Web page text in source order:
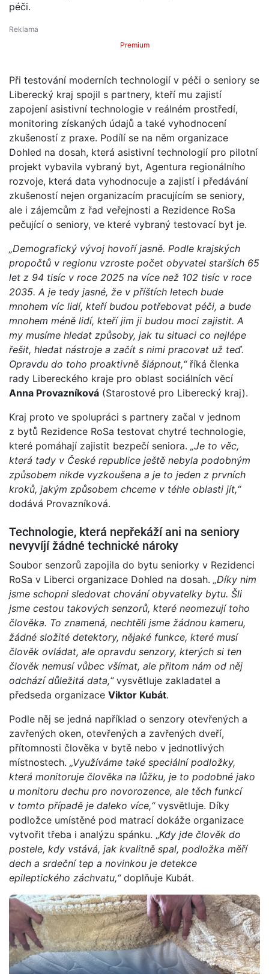
péči.
Premium
Při testování moderních technologií v péči o seniory se
Liberecký kraj spojil s partnery, kteří mu zajistí
zapojení asistivní technologie v reálném prostředí,
monitoring získaných údajů a také vyhodnocení
zkušeností z praxe. Podílí se na něm organizace
Dohled na dosah, která asistivní technologií pro pilotní
projekt vybavila vybraný byt, Agentura regionálního
rozvoje, která data vyhodnocuje a zajistí i předávání
zkušeností nejen organizacím pracujícím se seniory,
ale i zájemcům z řad veřejnosti a Rezidence RoSa
pečující o seniory, ve které vybraný testovací byt je.
„Demografický vývoj hovoří jasně. Podle krajských
propočtů v regionu vzroste počet obyvatel starších 65
let z 94 tisíc v roce 2025 na více než 102 tisíc v roce
2035. A je tedy jasné, že v příštích letech bude
mnohem víc lidí, kteří budou potřebovat péči, a bude
mnohem méně lidí, kteří jim ji budou moci zajistit. A
my musíme hledat způsoby, jak tu situaci co nejlépe
řešit, hledat nástroje a začít s nimi pracovat už teď.
Opravdu do toho proaktivně šlápnout,“říká členka
rady Libereckého kraje pro oblast sociálních věcí
Anna Provazníková (Starostové pro Liberecký kraj).
Kraj proto ve spolupráci s partnery začal v jednom
z bytů Rezidence RoSa testovat chytré technologie,
které pomáhají zajistit bezpečí seniora. „Je to věc,
která tady v České republice ještě nebyla podobným
způsobem nikde vyzkoušena a je to jeden z prvních
kroků, jakým způsobem chceme v téhle oblasti jít,“
dodává Provazníková.
Technologie, která nepřekáží ani na seniory
nevyvíjí žádné technické nároky
Soubor senzorů zapojila do bytu seniorky v Rezidenci
RoSa v Liberci organizace Dohled na dosah. „Díky nim
jsme schopni sledovat chování obyvatelky bytu. Šli
jsme cestou takových senzorů, které neomezují toho
člověka. To znamená, nechtěli jsme žádnou kameru,
žádné složité detektory, nějaké funkce, které musí
člověk ovládat, ale opravdu senzory, kterých si ten
člověk nemusí vůbec všímat, ale přitom nám od něj
odchází důležitá data,“vysvětluje zakladatel a
předseda organizace Viktor Kubát.
Podle něj se jedná například o senzory otevřených a
zavřených oken, otevřených a zavřených dveří,
přítomnosti člověka v bytě nebo v jednotlivých
místnostech. „Využíváme také speciální podložky,
která monitoruje člověka na lůžku, je to podobné jako
u monitoru dechu pro novorozence, ale těch funkcí
v tomto případě je daleko více,“vysvětluje. Díky
podložce umístěné pod matrací dokáže organizace
vytvořit třeba i analýzu spánku. „Kdy jde člověk do
postele, kdy vstává, jak kvalitně spal, podložka měří
dech a srdeční tep a novinkou je detekce
epileptického záchvatu,“doplňuje Kubát.